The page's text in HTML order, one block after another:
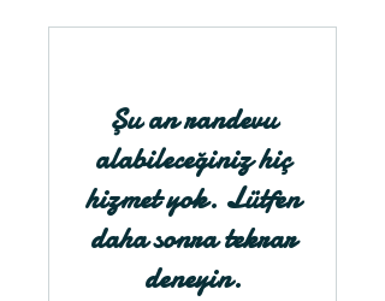
Şu an randevu
alabileceğiniz hiç
hizmet yok. Lütfen
daha sonra tekrar
deneyin.